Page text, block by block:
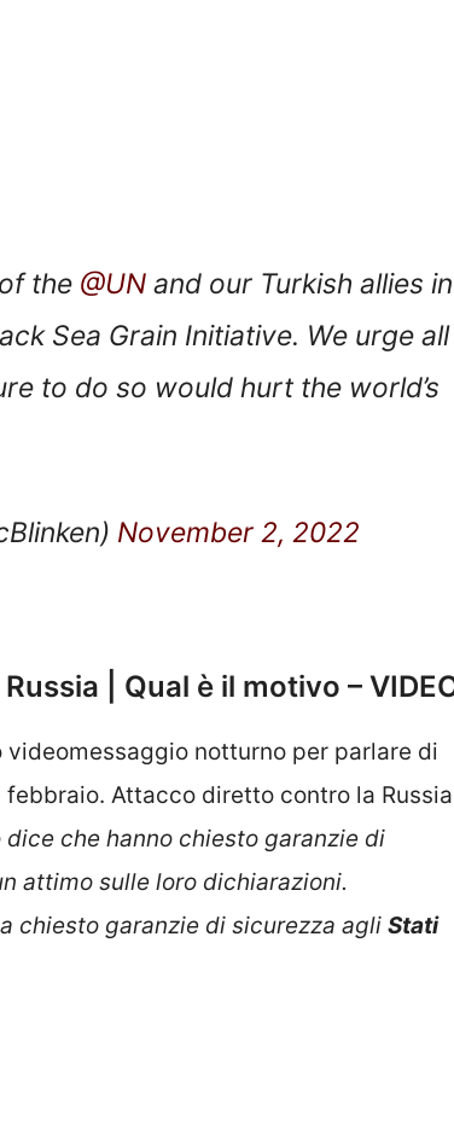
| Qual è il motivo – VIDEO
Attacco diretto contro la Russia
attimo sulle loro dichiarazioni.